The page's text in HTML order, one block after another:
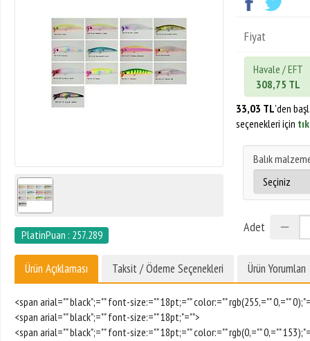
PlatinPuan : 257.289
Fiyat
Havale / EFT
308,75 TL
33,03 TL'den
seçenekleri için
Balık
Adet
Ürün Açıklaması Taksit / Ödeme Seçenekleri Ürün Yorumları
<span arial="" black";="" font-size:="" 18pt;="" color:="" rgb(255,="" 0,=""
<span arial="" black";="" font-size:="" 18pt;"="">
<span arial="" black";="" font-size:="" 18pt;="" color:="" rgb(0,="" 0,=""